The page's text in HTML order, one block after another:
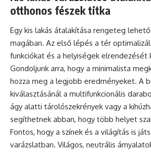
otthonos fészek titka
Egy kis lakás átalakítása rengeteg
magában. Az első lépés a tér
funkciókat és a helyiségek elrendezését
Gondoljunk arra, hogy a minimalista
hozza meg a legjobb eredményeket. A
kiválasztásánál a multifunkcionális
ágy alatti tárolószekrények vagy a
segíthetnek abban, hogy több helyet
Fontos, hogy a színek és a világítás is
varázslatban. Világos, neutrális